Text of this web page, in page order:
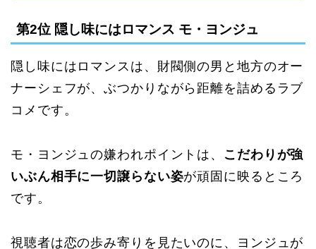
第2位 隠し味にはロマンス モ・ヨンジュ
隠し味にはロマンスは、財閥側の男と地方のオー
ナーシェフが、ぶつかりながら距離を詰めるラブ
コメです。
モ・ヨンジュの嫌われポイントは、 こだわりが強
いぶん相手に一切譲らない姿が頑固に映るところ
です。
視聴者は恋の歩み寄りを見たいのに、ヨンジュが